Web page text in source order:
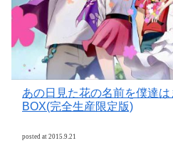
あの日見た花の名前を僕達
BOX(完全生産限定版)
posted at 2015.9.21